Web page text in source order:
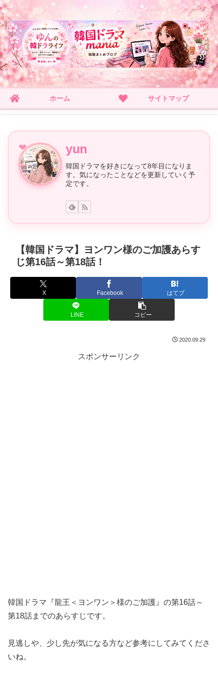
ホーム サイトマップ
yun
韓国ドラマを好きになって8年目になりま
す。気になったことなどを更新していく予
定です。
【韓国ドラマ】ヨンワン様のご加護あらす
じ第16話～第18話！
X Facebook はてブ
LINE コピー
2020.09.29
スポンサーリンク
韓国ドラマ『龍王＜ヨンワン＞様のご加護』の第16話～
第18話までのあらすじです。
見逃しや、少し先が気になる方など参考にしてみてくださ
いね。